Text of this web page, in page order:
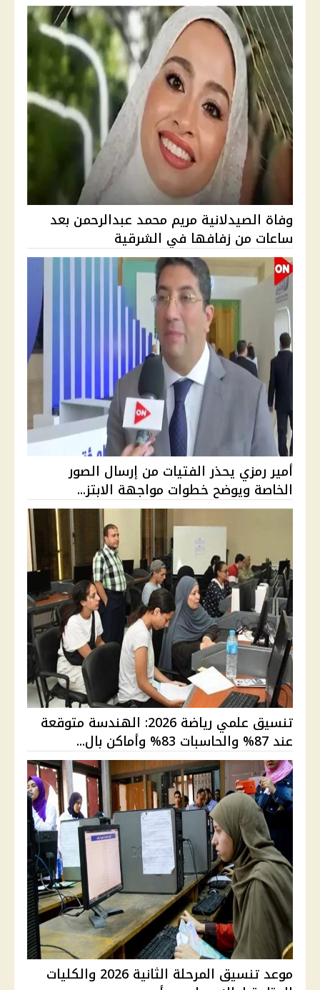
وفاة الصيدلانية مريم محمد عبدالرحمن بعد
ساعات من زفافها في الشرقية
أمير رمزي يحذر الفتيات من إرسال الصور
الخاصة ويوضح خطوات مواجهة الابتز...
تنسيق علمي رياضة 2026: الهندسة متوقعة
عند 87% والحاسبات 83% وأماكن بال...
موعد تنسيق المرحلة الثانية 2026 والكليات